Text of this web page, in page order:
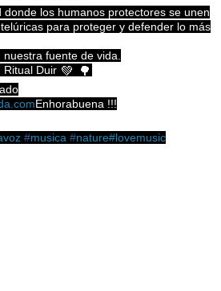
los humanos protectores se unen
para proteger y defender lo más
fuente de vida.
Duir 💚 🌳
Enhorabuena !!!
#musica #nature#lovemusic